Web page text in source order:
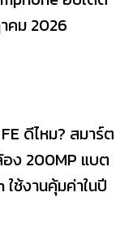
คม 2026
ดีไหม? สมาร์ต
ง 200MP แบต
ช้งานคุ้มค่าในปี